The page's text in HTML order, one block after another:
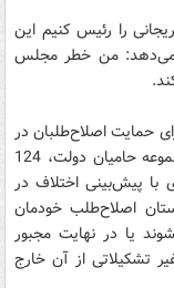
را رئيس کنیم این
می‌دهد: من خطر مجلس
کرده بود حتی 30 نامزد برای حمایت اصلاح‌طلبان در
انتخابات وجود ندارد اما اکنون ادعا می‌کند: با مجموعه حامیان دولت، 124
از ماست. وی با پیش‌بینی اختلاف در
اصلاح‌طلب خودمان
یا در نهایت مجبور
تشکیلاتی از آن خارج